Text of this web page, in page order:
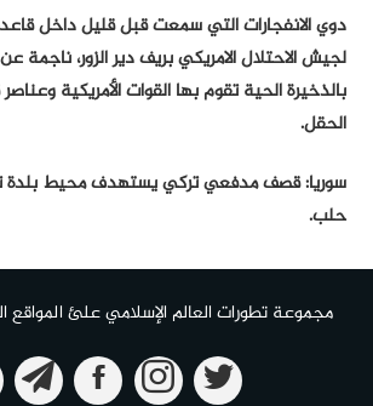
دوي الانفجارات التي سمعت قبل قليل داخل
لجيش الاحتلال الامريكي بريف دير الزور، ناجمة
بالذخيرة الحية تقوم بها القوات الأمريكية
الحقل.
سوريا: قصف مدفعي تركي يستهدف محيط
حلب.
مجموعة تطورات العالم الإسلامي علئ المواقع